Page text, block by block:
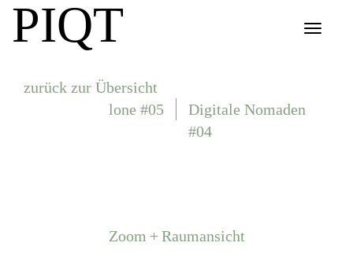
Toggle
PIQT
zurück zur Übersicht
lone #05
Digitale Nomaden
#04
Zoom + Raumansicht